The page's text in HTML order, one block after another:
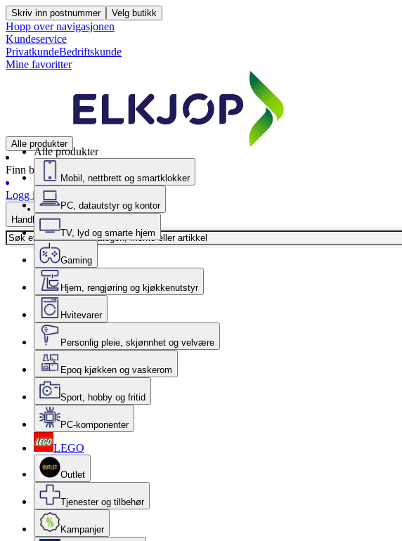
Skriv inn postnummer Velg butikk
Hopp over navigasjonen
Kundeservice
PrivatkundeBedriftskunde
Mine favoritter
Alle produkter
Finn butikk
Logg inn
Handlekurv
Alle produkter
Mobil, nettbrett og smartklokker
PC, datautstyr og kontor
TV, lyd og smarte hjem
Gaming
Hjem, rengjøring og kjøkkenutstyr
Hvitevarer
Personlig pleie, skjønnhet og velvære
Epoq kjøkken og vaskerom
Sport, hobby og fritid
PC-komponenter
LEGO
Outlet
Tjenester og tilbehør
Kampanjer